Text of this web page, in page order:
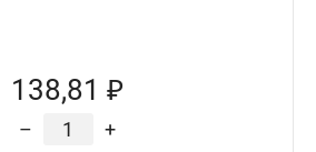
138,81 ₽
– +